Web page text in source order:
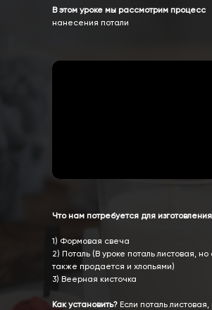
Что нам потребуется для
1) Формовая свеча
2) Поталь (В уроке поталь листовая, но
также продается и хлопьями)
3) Веерная кисточка
Как установить? Если поталь
В этом уроке мы рассмотрим процесс
нанесения потали